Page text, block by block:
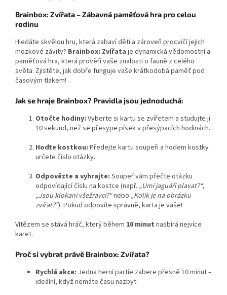
Brainbox: Zvířata – Zábavná paměťová hra pro celou
rodinu
Hledáte skvělou hru, která zabaví děti a zároveň procvičí jejich
mozkové závity? Brainbox: Zvířata je dynamická vědomostní a
paměťová hra, která prověří vaše znalosti o fauně z celého
světa. Zjistěte, jak dobře funguje vaše krátkodobá paměť pod
časovým tlakem!
Jak se hraje Brainbox? Pravidla jsou jednoduchá:
Otočte hodiny: Vyberte si kartu se zvířetem a studujte ji
10 sekund, než se přesype písek v přesýpacích hodinách.
Hoďte kostkou: Předejte kartu soupeři a hodem kostky
určete číslo otázky.
Odpovězte a vyhrajte: Soupeř vám přečte otázku
odpovídající číslu na kostce (např. „Umí jaguáři plavat?“,
„Jsou klokani všežravci?“nebo „Kolik je na obrázku
zvířat?“). Pokud odpovíte správně, karta je vaše!
Vítězem se stává hráč, který během 10 minut nasbírá nejvíce
karet.
Proč si vybrat právě Brainbox: Zvířata?
Rychlá akce: Jedna herní partie zabere přesně 10 minut –
ideální, když nemáte času nazbyt.